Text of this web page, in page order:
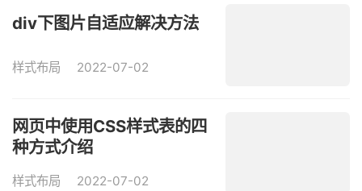
div下图片自适应解决方法
样式布局 2022-07-02
网页中使用CSS样式表的四
种方式介绍
样式布局 2022-07-02